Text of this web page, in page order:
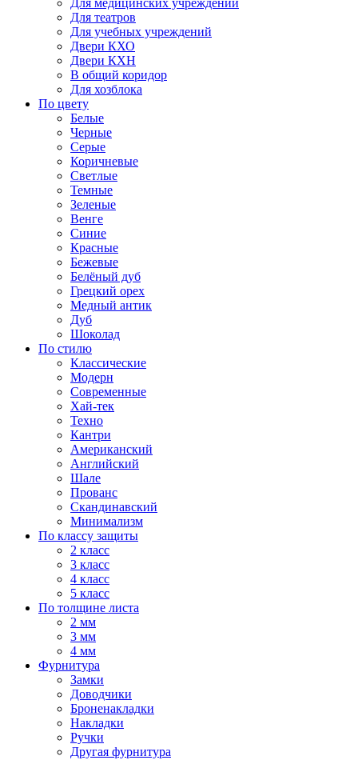
Для медицинских учреждений
Для театров
Для учебных учреждений
Двери КХО
Двери КХН
В общий коридор
Для хозблока
По цвету
Белые
Черные
Серые
Коричневые
Светлые
Темные
Зеленые
Венге
Синие
Красные
Бежевые
Белёный дуб
Грецкий орех
Медный антик
Дуб
Шоколад
По стилю
Классические
Модерн
Современные
Хай-тек
Техно
Кантри
Американский
Английский
Шале
Прованс
Скандинавский
Минимализм
По классу защиты
2 класс
3 класс
4 класс
5 класс
По толщине листа
2 мм
3 мм
4 мм
Фурнитура
Замки
Доводчики
Броненакладки
Накладки
Ручки
Другая фурнитура